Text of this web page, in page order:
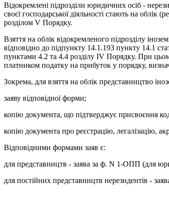
Відокремлені підрозділи юридичних осіб -
своєї господарської діяльності стають на
розділом V Порядку.
Взяття на облік відокремленого підрозділу
відповідно до підпункту 14.1.193 пункту 14.1
пунктами 4.2 та 4.4 розділу IV Порядку. При
платником податку на прибуток у порядку,
Зокрема, для взяття на облік представництво
заяву відповідної форми;
копію документа, що підтверджує присвоєння
копію документа про реєстрацію, легалізацію,
Відповідними формами заяв є:
для представництв - заява за ф. N 1-ОПП (для
для постійних представництв нерезидентів -